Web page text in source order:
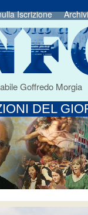
Iscrizione
Goffredo Morgia
DEL